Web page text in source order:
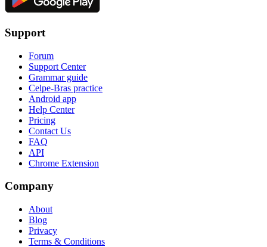
Support
Forum
Support Center
Grammar guide
Celpe-Bras practice
Android app
Help Center
Pricing
Contact Us
FAQ
API
Chrome Extension
Company
About
Blog
Privacy
Terms & Conditions